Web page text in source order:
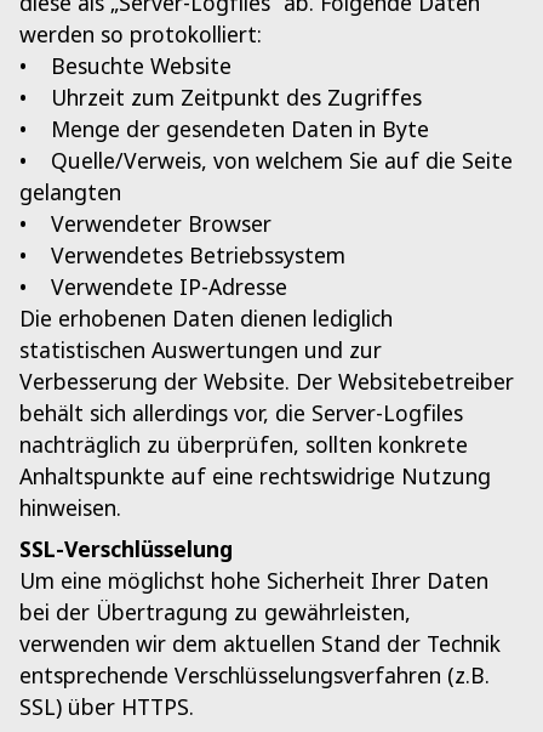
werden so protokolliert:
• Besuchte Website
• Uhrzeit zum Zeitpunkt des Zugriffes
• Menge der gesendeten Daten in Byte
• Quelle/Verweis, von welchem Sie auf die Seite
gelangten
• Verwendeter Browser
• Verwendetes Betriebssystem
• Verwendete IP-Adresse
Die erhobenen Daten dienen lediglich
statistischen Auswertungen und zur
Verbesserung der Website. Der Websitebetreiber
behält sich allerdings vor, die Server-Logfiles
nachträglich zu überprüfen, sollten konkrete
Anhaltspunkte auf eine rechtswidrige Nutzung
hinweisen.
SSL-Verschlüsselung
Um eine möglichst hohe Sicherheit Ihrer Daten
bei der Übertragung zu gewährleisten,
verwenden wir dem aktuellen Stand der Technik
entsprechende Verschlüsselungsverfahren (z.B.
SSL) über HTTPS.